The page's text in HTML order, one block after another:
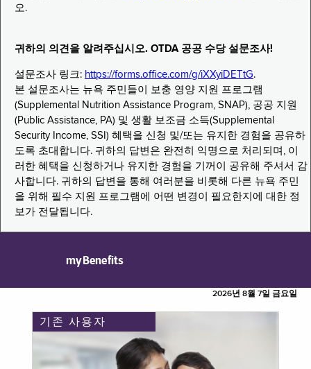
오.
귀하의 의견을 알려주십시오. OTDA 공공 수당 설문조사!
설문조사 링크: https://forms.office.com/g/iXXyiDETtG.
본 설문조사는 뉴욕 주민들이 보충 영양 지원 프로그램
(Supplemental Nutrition Assistance Program, SNAP), 공공 지원
(Public Assistance, PA) 및 생활 보조금 소득(Supplemental
Security Income, SSI) 혜택을 신청 및/또는 유지한 경험을 공유하
도록 초대합니다. 귀하의 답변은 완전히 익명으로 처리되며, 이
러한 혜택을 신청하거나 유지한 경험을 기꺼이 공유해 주셔서 감
사합니다. 귀하의 답변을 통해 여러분을 비롯해 다른 뉴욕 주민
을 위해 필수 지원 프로그램에 어떤 변경이 필요한지에 대한 정
보가 전달됩니다.
myBenefits
2026년 8월 7일 금요일
기존 사용자